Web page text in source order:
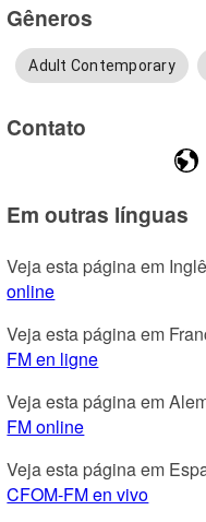
Gêneros
Adult Contemporary
Contato
Em outras línguas
Veja esta página em
online
Veja esta página em
FM en ligne
Veja esta página em
FM online
Veja esta página em
CFOM-FM en vivo